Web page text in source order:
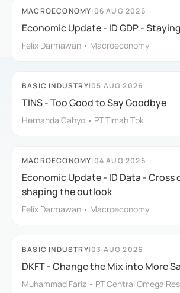
MACROECONOMY| 06 AUG 2026
Economic Update - ID GDP -
Felix Darmawan • Macroeconomy
BASIC INDUSTRY|05 AUG 2026
TINS - Too Good to Say Goodbye
Hernanda Cahyo • PT Timah Tbk
MACROECONOMY| 04 AUG 2026
Economic Update - ID Data - Cross
shaping the outlook
Felix Darmawan • Macroeconomy
BASIC INDUSTRY|03 AUG 2026
DKFT - Change the Mix into More
Muhammad Fariz • PT Central Omega